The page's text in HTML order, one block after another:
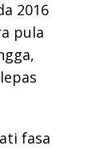
2016
pula
fasa